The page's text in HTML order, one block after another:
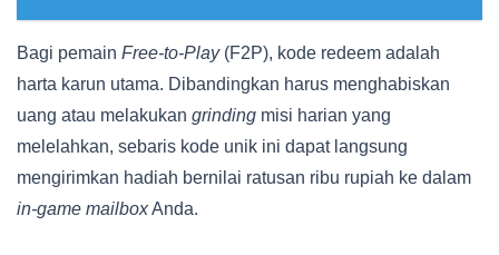
Bagi pemain Free-to-Play(F2P), kode redeem adalah
harta karun utama. Dibandingkan harus menghabiskan
uang atau melakukan grinding misi harian yang
melelahkan, sebaris kode unik ini dapat langsung
mengirimkan hadiah bernilai ratusan ribu rupiah ke dalam
in-game mailboxAnda.